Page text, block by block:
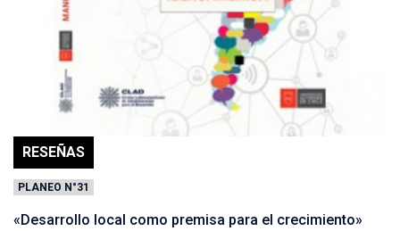
RESEÑAS
PLANEO N°31
«Desarrollo local como premisa para el crecimiento»